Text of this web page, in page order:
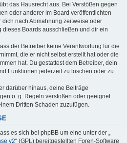
das Hausrecht aus. Bei Verstößen gegen
oder anderer im Board veröffentlichten
nach Abmahnung zeitweise oder
dieses Boards ausschließen und dir ein
der Betreiber keine Verantwortung für die
die er nicht selbst erstellt hat oder die
hat. Du gestattest dem Betreiber, dein
Funktionen jederzeit zu löschen oder zu
darüber hinaus, deine Beiträge
o. g. Regeln verstoßen oder geeignet
Dritten Schaden zuzufügen.
es sich bei phpBB um eine unter der „
v2“ (GPL) bereitgestellten Foren-Software